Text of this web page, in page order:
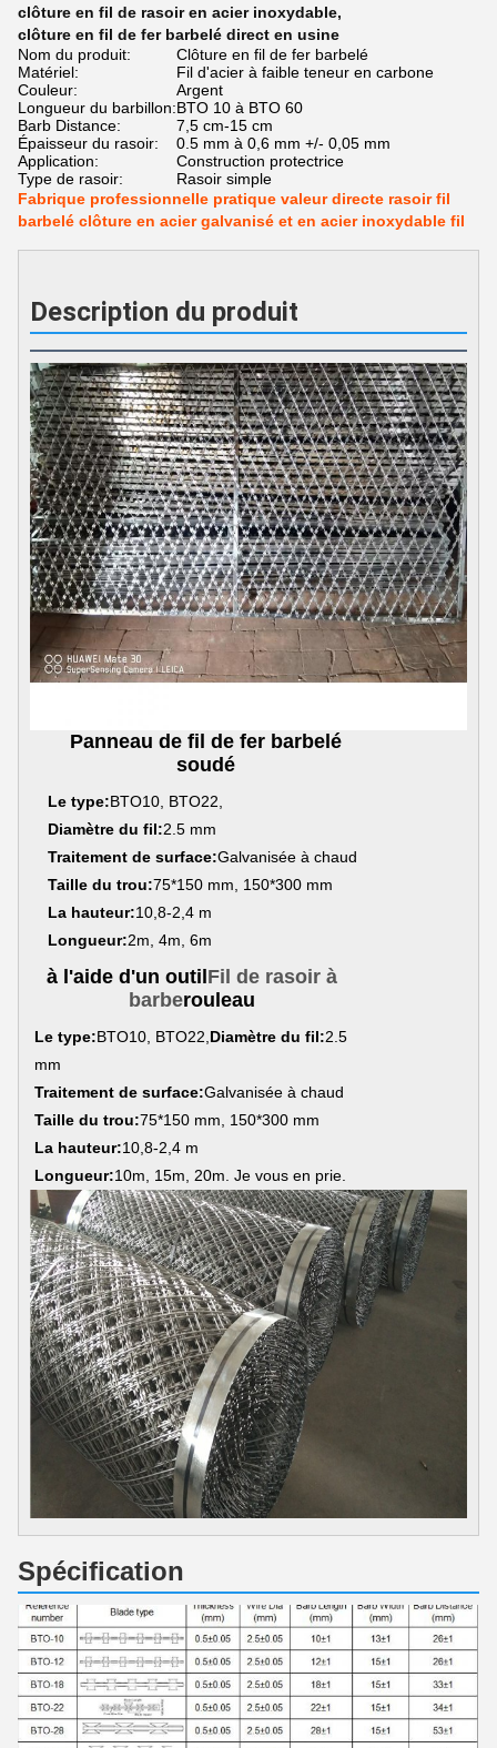
clôture en fil de rasoir en acier inoxydable,
clôture en fil de fer barbelé direct en usine
Nom du produit:
Clôture en fil de fer barbelé
Matériel:
Fil d'acier à faible teneur en carbone
Couleur:
Argent
Longueur du barbillon:BTO 10 à BTO 60
Barb Distance:
7,5 cm-15 cm
Épaisseur du rasoir:
0.5 mm à 0,6 mm +/- 0,05 mm
Application:
Construction protectrice
Type de rasoir:
Rasoir simple
Fabrique professionnelle pratique valeur directe rasoir fil
barbelé clôture en acier galvanisé et en acier inoxydable fil
Description du produit
Panneau de fil de fer barbelé
soudé
Le type:BTO10, BTO22,
Diamètre du fil:2.5 mm
Traitement de surface:Galvanisée à chaud
Taille du trou:75*150 mm, 150*300 mm
La hauteur:10,8-2,4 m
Longueur:2m, 4m, 6m
à l'aide d'un outilFil de rasoir à
barberouleau
Le type:BTO10, BTO22, Diamètre du fil:2.5
mm
Traitement de surface:Galvanisée à chaud
Taille du trou:75*150 mm, 150*300 mm
La hauteur:10,8-2,4 m
Longueur:10m, 15m, 20m. Je vous en prie.
Spécification